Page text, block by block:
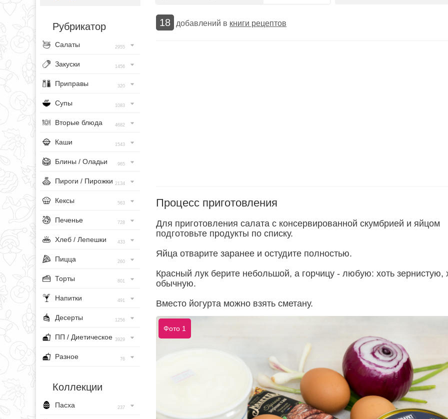
Рубрикатор
Салаты 2955
Закуски 1456
Приправы 320
Супы 1083
Вторые блюда 4682
Каши 1543
Блины / Оладьи 965
Пироги / Пирожки 2134
Кексы 563
Печенье 728
Хлеб / Лепешки 433
Пицца 260
Торты 801
Напитки 491
Десерты 1256
ПП / Диетическое 3929
Разное 76
Коллекции
Пасха 237
18 добавлений в книги рецептов
Процесс приготовления
Для приготовления салата с консервированной скумбрией и яйцом
подготовьте продукты по списку.
Яйца отварите заранее и остудите полностью.
Красный лук берите небольшой, а горчицу - любую: хоть зернистую,
обычную.
Вместо йогурта можно взять сметану.
Фото 1